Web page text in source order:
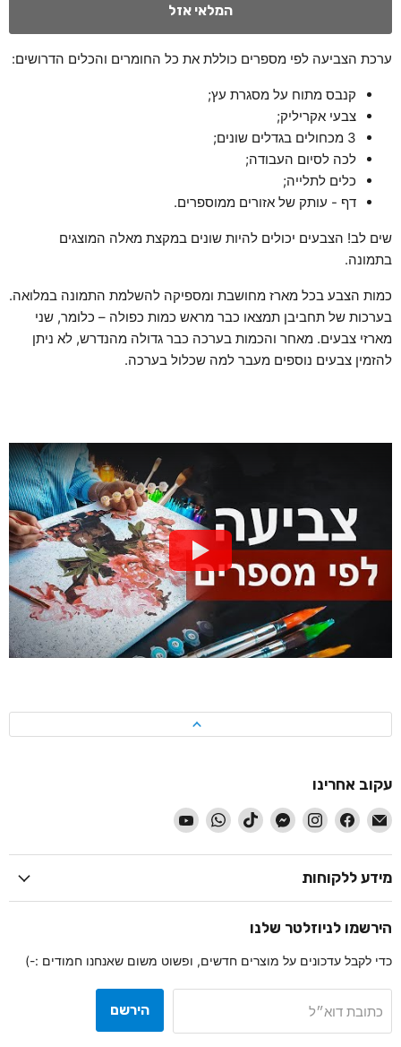
המלאי אזל
ערכת הצביעה לפי מספרים כוללת את כל החומרים והכלים הדרושים:
קנבס מתוח על מסגרת עץ;
צבעי אקריליק;
3 מכחולים בגדלים שונים;
לכה לסיום העבודה;
כלים לתלייה;
דף - עותק של אזורים ממוספרים.
שים לב! הצבעים יכולים להיות שונים במקצת מאלה המוצגים
בתמונה.
כמות הצבע בכל מארז מחושבת ומספיקה להשלמת התמונה במלואה.
בערכות של תחביבן תמצאו כבר מראש כמות כפולה – כלומר, שני
מארזי צבעים. מאחר והכמות בערכה כבר גדולה מהנדרש, לא ניתן
להזמין צבעים נוספים מעבר למה שכלול בערכה.
עקוב אחרינו
-
עקוב
אחרינו
ב
-
עקוב
אחרינו
ב
-
עקוב
אחרינו
ב
-
עקוב
אחרינו
-
עקוב
אחרינו
-
עקוב
אחרינו
-
אחרינו
מידע ללקוחות
הירשמו לניוזלטר שלנו
כדי לקבל עדכונים על מוצרים חדשים, ופשוט משום שאנחנו חמודים :-)
כתובת דוא״ל הירשם